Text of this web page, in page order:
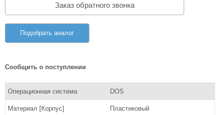
Заказ обратного звонка
Подобрать аналог
Сообщить о поступлении
Операционная система DOS
Материал [Корпус] Пластиковый